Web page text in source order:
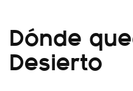
Dónde
Desierto